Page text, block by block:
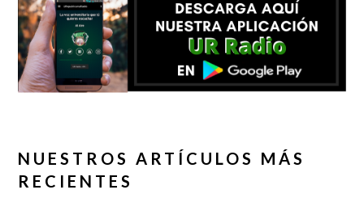
NUESTROS ARTÍCULOS MÁS
RECIENTES